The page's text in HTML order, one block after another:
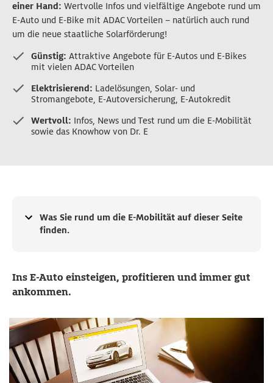
einer Hand: Wertvolle Infos und vielfältige Angebote rund um
E-Auto und E-Bike mit ADAC Vorteilen – natürlich auch rund
um die neue staatliche Solarförderung!
Günstig: Attraktive Angebote für E-Autos und E-Bikes
mit vielen ADAC Vorteilen
Elektrisierend: Ladelösungen, Solar- und
Stromangebote, E-Autoversicherung, E-Autokredit
Wertvoll: Infos, News und Test rund um die E-Mobilität
sowie das Knowhow von Dr. E
Was Sie rund um die E-Mobilität auf dieser Seite
finden.
E-Autos einfach überall mit dem ADAC laden
E-Autos günstig finanzieren und versichern
Mit dem E-Bike günstig und sicher mobil sein
Von wichtigen E-Infos und Tipps profitieren
Ins E-Auto einsteigen, profitieren und immer gut
ankommen.